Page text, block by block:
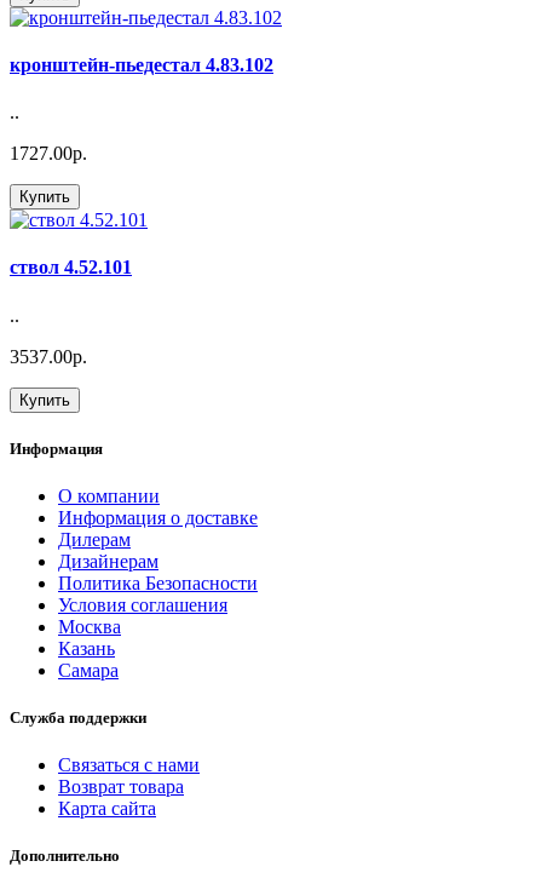
кронштейн-пьедестал 4.83.102
..
1727.00р.
Купить
ствол 4.52.101
..
3537.00р.
Купить
Информация
О компании
Информация о доставке
Дилерам
Дизайнерам
Политика Безопасности
Условия соглашения
Москва
Казань
Самара
Служба поддержки
Связаться с нами
Возврат товара
Карта сайта
Дополнительно